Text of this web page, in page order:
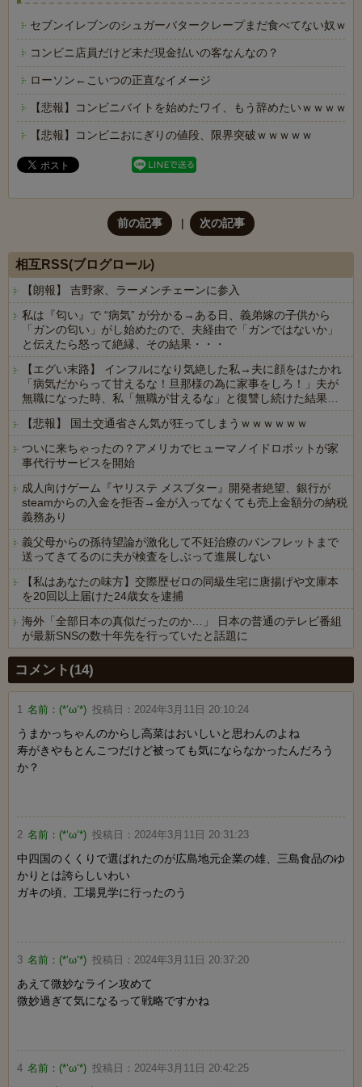
セブンイレブンのシュガーバタークレープまだ食べてない奴ｗｗ
コンビニ店員だけど未だ現金払いの客なんなの？
ローソン←こいつの正直なイメージ
【悲報】コンビニバイトを始めたワイ、もう辞めたいｗｗｗｗｗ
【悲報】コンビニおにぎりの値段、限界突破ｗｗｗｗｗ
前の記事 次の記事
相互RSS(ブログロール)
【朗報】 吉野家、ラーメンチェーンに参入
私は『匂い』で “病気” が分かる→ある日、義弟嫁の子供から
「ガンの匂い」がし始めたので、夫経由で「ガンではないか」
と伝えたら怒って絶縁、その結果・・・
【エグい末路】 インフルになり気絶した私→夫に顔をはたかれ
「病気だからって甘えるな！旦那様の為に家事をしろ！」夫が
無職になった時、私「無職が甘えるな」と復讐し続けた結果…
【悲報】 国土交通省さん気が狂ってしまうｗｗｗｗｗｗ
ついに来ちゃったの？アメリカでヒューマノイドロボットが家
事代行サービスを開始
成人向けゲーム『ヤリステ メスブター』開発者絶望、銀行が
steamからの入金を拒否→金が入ってなくても売上金額分の納税
義務あり
義父母からの孫待望論が激化して不妊治療のパンフレットまで
送ってきてるのに夫が検査をしぶって進展しない
【私はあなたの味方】交際歴ゼロの同級生宅に唐揚げや文庫本
を20回以上届けた24歳女を逮捕
海外「全部日本の真似だったのか…」 日本の普通のテレビ番組
が最新SNSの数十年先を行っていたと話題に
Powered by livedoor 相互RSS
コメント(14)
1 名前： (*‘ω‘*) 投稿日： 2024年3月11日 20:10:24
うまかっちゃんのからし高菜はおいしいと思わんのよね
寿がきやもとんこつだけど被っても気にならなかったんだろう
か？
2 名前： (*‘ω‘*) 投稿日： 2024年3月11日 20:31:23
中四国のくくりで選ばれたのが広島地元企業の雄、三島食品のゆ
かりとは誇らしいわい
ガキの頃、工場見学に行ったのう
3 名前： (*‘ω‘*) 投稿日： 2024年3月11日 20:37:20
あえて微妙なライン攻めて
微妙過ぎて気になるって戦略ですかね
4 名前： (*‘ω‘*) 投稿日： 2024年3月11日 20:42:25